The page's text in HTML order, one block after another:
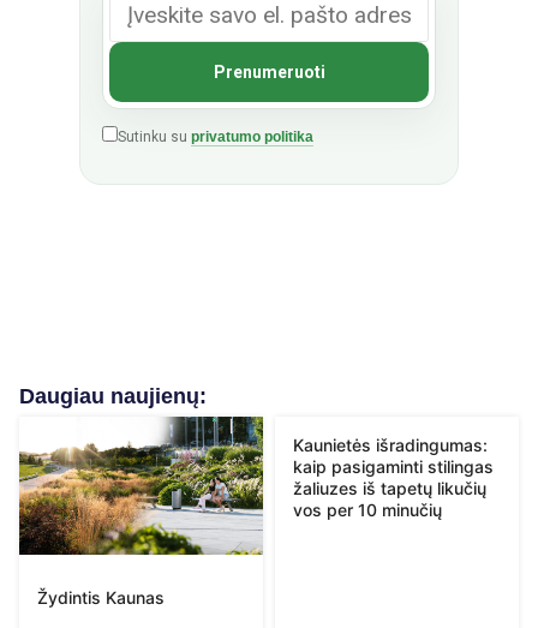
Sutinku su privatumo politika
Daugiau naujienų:
Žydintis Kaunas
Kaunietės išradingumas:
kaip pasigaminti stilingas
žaliuzes iš tapetų likučių
vos per 10 minučių